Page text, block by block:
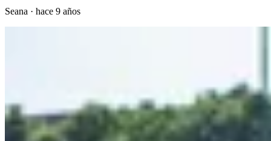
Seana · hace 9 años